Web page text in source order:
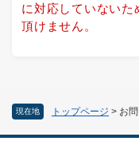
現在地 トップページ > お
に対応していないた
頂けません。